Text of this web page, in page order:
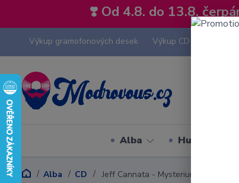
❣️ Od 4.8. do 13.8.
Výkup gramofonových desek Výkup CD
Alba Hudební styly
Alba CD Jeff Cannata - Mysterium Magnum -